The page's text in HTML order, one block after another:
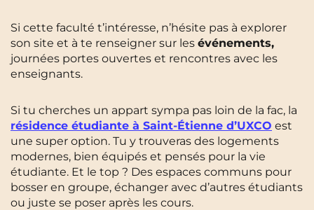
Si cette faculté t’intéresse, n’hésite pas à explorer
son site et à te renseigner sur les événements,
journées portes ouvertes et rencontres avec les
enseignants.
Si tu cherches un appart sympa pas loin de la fac, la
résidence étudiante à Saint-Étienne d’UXCO est
une super option. Tu y trouveras des logements
modernes, bien équipés et pensés pour la vie
étudiante. Et le top ? Des espaces communs pour
bosser en groupe, échanger avec d’autres étudiants
ou juste se poser après les cours.